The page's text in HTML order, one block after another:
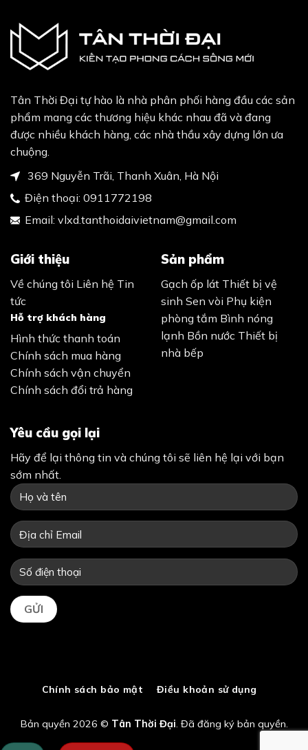
Tân Thời Đại tự hào là nhà phân phối hàng đầu các sản
phẩm mang các thương hiệu khác nhau đã và đang
được nhiều khách hàng, các nhà thầu xây dựng lớn ưa
chuộng.
369 Nguyễn Trãi, Thanh Xuân, Hà Nội
Điện thoại: 0911772198
Email: vlxd.tanthoidaivietnam@gmail.com
Giới thiệu
Về chúng tôi Liên hệ Tin
tức
Hỗ trợ khách hàng
Hình thức thanh toán
Chính sách mua hàng
Chính sách vận chuyển
Chính sách đổi trả hàng
Sản phẩm
Gạch ốp lát Thiết bị vệ
sinh Sen vòi Phụ kiện
phòng tắm Bình nóng
lạnh Bồn nước Thiết bị
nhà bếp
Yêu cầu gọi lại
Hãy để lại thông tin và chúng tôi sẽ liên hệ lại với bạn
sớm nhất.
Chính sách bảo mật Điều khoản sử dụng
Bản quyền 2026 © Tân Thời Đại . Đã đăng ký bản quyền.